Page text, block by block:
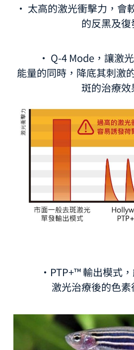
· 太高的激光衝擊力，會
的反黑及復
· Q-4 Mode，讓激
能量的同時，降底其刺激
斑的治療效
·PTP+™ 輸出模式
激光治療後的色